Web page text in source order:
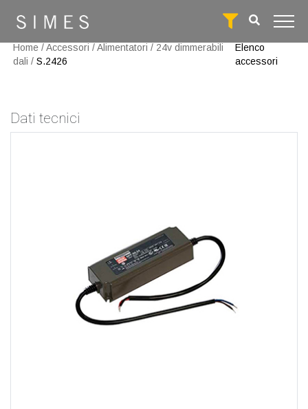
Home /Accessori /Alimentatori / 24v dimmerabili
dali / S.2426
Elenco
accessori
Dati tecnici